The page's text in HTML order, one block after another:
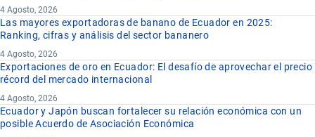
4 Agosto, 2026
Las mayores exportadoras de banano de Ecuador en 2025:
Ranking, cifras y análisis del sector bananero
4 Agosto, 2026
Exportaciones de oro en Ecuador: El desafío de aprovechar el precio
récord del mercado internacional
4 Agosto, 2026
Ecuador y Japón buscan fortalecer su relación económica con un
posible Acuerdo de Asociación Económica